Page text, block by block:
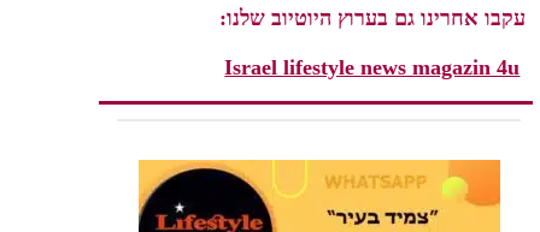
עקבו אחרינו גם בערוץ היוטיוב שלנו:
Israel lifestyle news magazin 4u